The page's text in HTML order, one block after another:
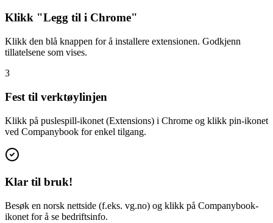
Klikk "Legg til i Chrome"
Klikk den blå knappen for å installere extensionen. Godkjenn
tillatelsene som vises.
3
Fest til verktøylinjen
Klikk på puslespill-ikonet (Extensions) i Chrome og klikk pin-ikonet
ved Companybook for enkel tilgang.
Klar til bruk!
Besøk en norsk nettside (f.eks. vg.no) og klikk på Companybook-
ikonet for å se bedriftsinfo.